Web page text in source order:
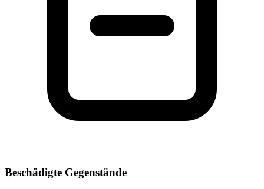
Beschädigte Gegenstände